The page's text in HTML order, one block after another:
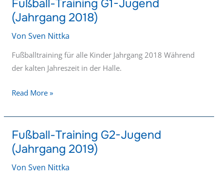
Fußball-Training G1-Jugend
(Jahrgang 2018)
Von Sven Nittka
Fußballtraining für alle Kinder Jahrgang 2018 Während
der kalten Jahreszeit in der Halle.
Fußball-
Training
Jugend
(Jahrgang
2018)
Read More »
Fußball-Training G2-Jugend
(Jahrgang 2019)
Von Sven Nittka
Fußball-
Training
Jugend